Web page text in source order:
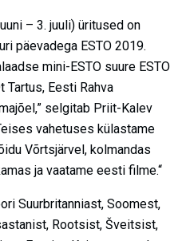
– 3. juuli) üritused on
päevadega ESTO 2019.
mini-ESTO suure ESTO
Tartus, Eesti Rahva
selgitab Priit-Kalev
vahetuses külastame
Võrtsjärvel, kolmandas
ja vaatame eesti filme.“
Suurbritanniast, Soomest,
Rootsist, Šveitsist,